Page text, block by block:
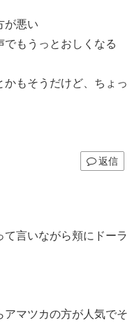
が悪い
もうっとおしくなる
もそうだけど、ちょっ
返信
言いながら頬にドーラ
アマツカの方が人気でそ